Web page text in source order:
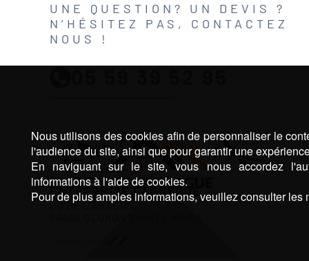
UNE QUESTION? UN DEVIS ?
N’HÉSITEZ PAS, CONTACTEZ
NOUS !
ENTREPRISE LAHARGUE
BD DE L’ARAGON,
Nous utilisons des cookies afin de personnaliser le
l'audience du site, ainsi que pour garantir une
En naviguant sur le site, vous nous accordez
informations à l'aide de cookies.
Pour de plus amples informations, veuillez consulter les